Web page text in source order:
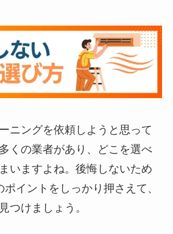
ニングを依頼しようと思って
くの業者があり、どこを選べ
いますよね。後悔しないため
イントをしっかり押さえて、
つけましょう。